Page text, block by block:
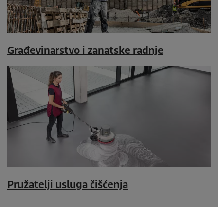
Građevinarstvo i zanatske radnje
Pružatelji usluga čišćenja